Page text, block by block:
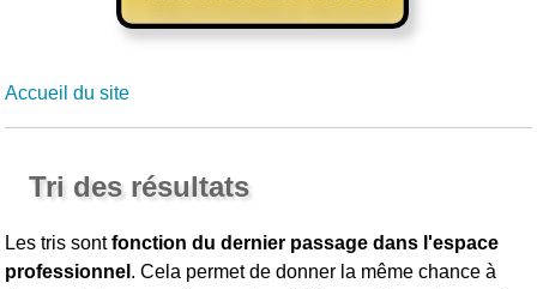
Accueil du site
Tri des résultats
Les tris sontfonction du dernier passage dans l'espace
professionnel . Cela permet de donner la même chance à